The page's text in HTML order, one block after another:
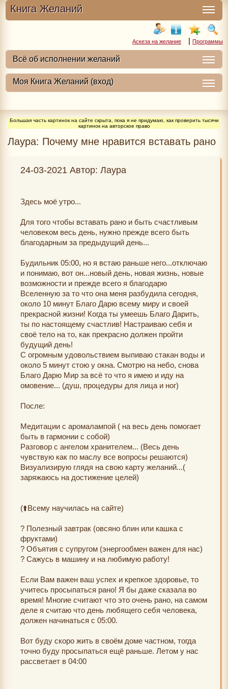
Книга Желаний
Аскеза на желание | Программы
Большая часть картинок на сайте скрыта, пока я не придумаю, как проверить тысячи
картинок на авторское право
Лаура: Почему мне нравится вставать рано
24-03-2021 Автор: Лаура
Здесь моё утро...
Для того чтобы вставать рано и быть счастливым
человеком весь день, нужно прежде всего быть
благодарным за предыдущий день...
Будильник 05:00, но я встаю раньше него...отключаю
и понимаю, вот он...новый день, новая жизнь, новые
возможности и прежде всего я благодарю
Вселенную за то что она меня разбудила сегодня,
около 10 минут Благо Дарю всему миру и своей
прекрасной жизни! Когда ты умеешь Благо Дарить,
ты по настоящему счастлив! Настраиваю себя и
своё тело на то, как прекрасно должен пройти
будущий день!
С огромным удовольствием выпиваю стакан воды и
около 5 минут стою у окна. Смотрю на небо, снова
Благо Дарю Мир за всё то что я имею и иду на
омовение... (душ, процедуры для лица и ног)
После:
Медитации с аромалампой ( на весь день помогает
быть в гармонии с собой)
Разговор с ангелом хранителем... (Весь день
чувствую как по маслу все вопросы решаются)
Визуализирую глядя на свою карту желаний...(
заряжаюсь на достижение целей)
(⬆️Всему научилась на сайте)
? Полезный завтрак (овсяно блин или кашка с
фруктами)
? Объятия с супругом (энергообмен важен для нас)
? Сажусь в машину и на любимую работу!
Если Вам важен ваш успех и крепкое здоровье, то
учитесь просыпаться рано! Я бы даже сказала во
время! Многие считают что это очень рано, на самом
деле я считаю что день любящего себя человека,
должен начинаться с 05:00.
Вот буду скоро жить в своём доме частном, тогда
точно буду просыпаться ещё раньше. Летом у нас
рассветает в 04:00